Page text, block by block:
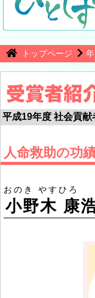
トップページ
平成19年度 社会貢献
人命救助の功
おのき やすひろ
小野木 康